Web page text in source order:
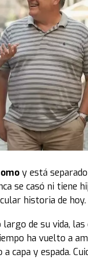
y está
se casó ni tiene
historia de hoy.
largo de su vida,
ha vuelto a
capa y espada.